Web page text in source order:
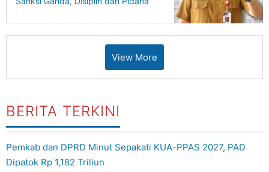
View More
BERITA TERKINI
Pemkab dan DPRD Minut Sepakati KUA-PPAS 2027, PAD
Dipatok Rp 1,182 Triliun